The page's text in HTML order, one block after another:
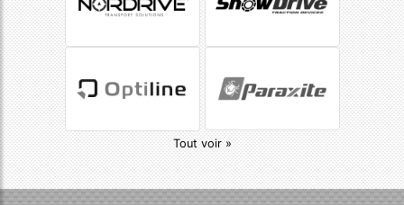
Tout voir »